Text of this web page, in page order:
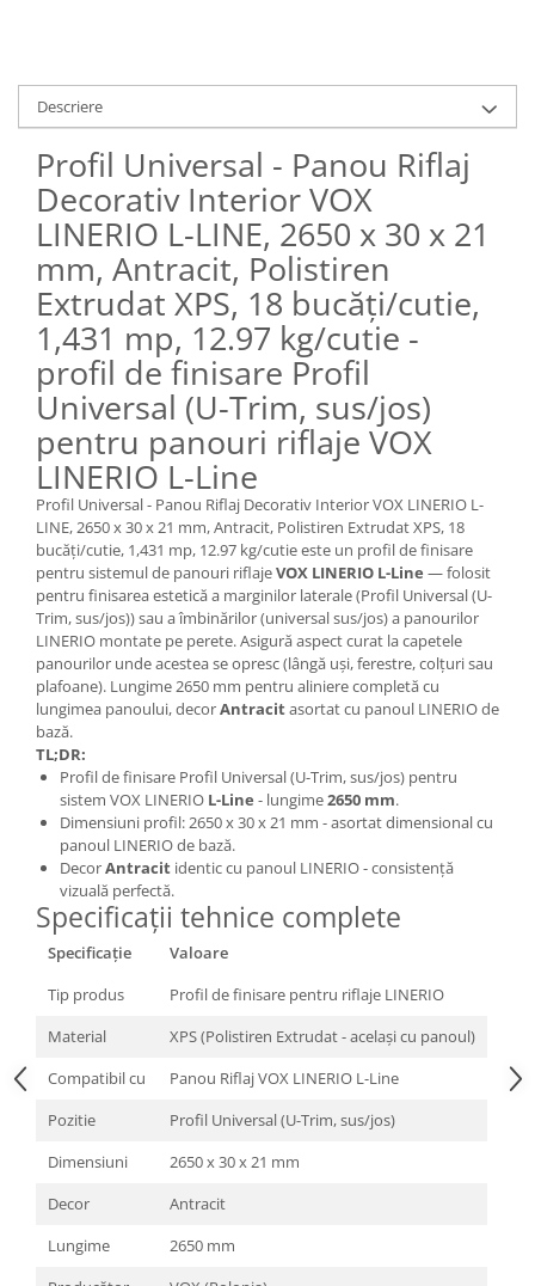
Descriere
Profil Universal - Panou Riflaj
Decorativ Interior VOX
LINERIO L-LINE, 2650 x 30 x 21
mm, Antracit, Polistiren
Extrudat XPS, 18 bucăți/cutie,
1,431 mp, 12.97 kg/cutie -
profil de finisare Profil
Universal (U-Trim, sus/jos)
pentru panouri riflaje VOX
LINERIO L-Line
Profil Universal - Panou Riflaj Decorativ Interior VOX LINERIO L-
LINE, 2650 x 30 x 21 mm, Antracit, Polistiren Extrudat XPS, 18
bucăți/cutie, 1,431 mp, 12.97 kg/cutie este un profil de finisare
pentru sistemul de panouri riflajeVOX LINERIO L-Line — folosit
pentru finisarea estetică a marginilor laterale (Profil Universal (U-
Trim, sus/jos)) sau a îmbinărilor (universal sus/jos) a panourilor
LINERIO montate pe perete. Asigură aspect curat la capetele
panourilor unde acestea se opresc (lângă uși, ferestre, colțuri sau
plafoane). Lungime 2650 mm pentru aliniere completă cu
lungimea panoului, decorAntracitasortat cu panoul LINERIO de
bază.
TL;DR:
Profil de finisare Profil Universal (U-Trim, sus/jos) pentru
sistem VOX LINERIO L-Line - lungime2650 mm.
Dimensiuni profil: 2650 x 30 x 21 mm - asortat dimensional cu
panoul LINERIO de bază.
DecorAntracit identic cu panoul LINERIO - consistență
vizuală perfectă.
Specificații tehnice complete
Specificație
Valoare
Tip produs
Profil de finisare pentru riflaje LINERIO
Material
XPS (Polistiren Extrudat - același cu panoul)
Compatibil cu
Panou Riflaj VOX LINERIO L-Line
Pozitie
Profil Universal (U-Trim, sus/jos)
Dimensiuni
2650 x 30 x 21 mm
Decor
Antracit
Lungime
2650 mm